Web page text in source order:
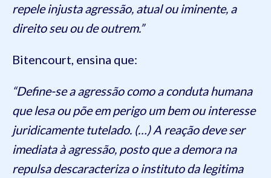
repele injusta agressão, atual ou iminente, a
direito seu ou de outrem.”
Bitencourt, ensina que:
“Define-se a agressão como a conduta humana
que lesa ou põe em perigo um bem ou interesse
juridicamente tutelado. (…) A reação deve ser
imediata à agressão, posto que a demora na
repulsa descaracteriza o instituto da legitima